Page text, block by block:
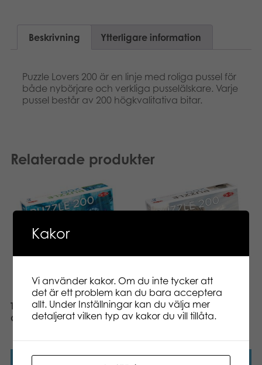
Beskrivning Ytterligare information
Puzzle Lovers 200 är en linje med roliga pussel för
både nybörjare och verkliga pusselälskare. Varje
pussel består av 200 högkvalitativa bitar.
Relaterade produkter
Tactic Puzzle Lovers Sea
adventure 200 pcs pussel
Tactic Puzzle Lovers
Sailboat at Sea 200 pcs
Kakor
Vi använder kakor. Om du inte tycker att
det är ett problem kan du bara acceptera
allt. Under Inställningar kan du välja mer
detaljerat vilken typ av kakor du vill tillåta.